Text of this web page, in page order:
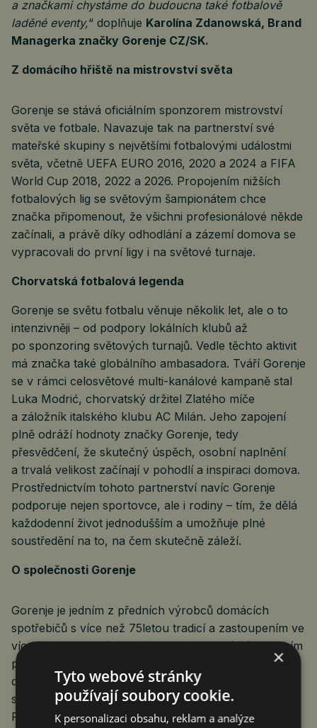
a značkami chystáme do budoucna také fotbalově
laděné eventy,“ doplňuje Karolína Zdanowská, Brand
Managerka značky Gorenje CZ/SK.
Z domácího hřiště na mistrovství světa
Gorenje se stává oficiálním sponzorem mistrovství
světa ve fotbale. Navazuje tak na partnerství své
mateřské skupiny s největšími fotbalovými událostmi
světa, včetně UEFA EURO 2016, 2020 a 2024 a FIFA
World Cup 2018, 2022 a 2026. Propojením nižších
fotbalových lig se světovým šampionátem chce
značka připomenout, že všichni profesionálové někde
začínali, a právě díky odhodlání a zázemí domova se
vypracovali do první ligy i na světové turnaje.
Chorvatská fotbalová legenda
Gorenje se světu fotbalu věnuje několik let, ale o to
intenzivněji – od podpory lokálních klubů až
po sponzoring světových turnajů. Vedle těchto aktivit
má značka také globálního ambasadora. Tváří Gorenje
se v rámci celosvětové multi-kanálové kampaně stal
Luka Modrić, chorvatský držitel Zlatého míče
a záložník italského klubu AC Milán. Jeho zapojení
plně odráží hodnoty značky Gorenje, tedy
přesvědčení, že skutečný úspěch, osobní naplnění
a trvalá velikost začínají v pohodlí a inspiraci domova.
Prostřednictvím tohoto partnerství navíc Gorenje
podporuje nejen sportovce, ale i rodiny – tím, že dělá
každodenní život jednodušším a umožňuje plné
soustředění na to, na čem skutečně záleží.
O společnosti Gorenje
Gorenje je jedním z předních výrobců domácích
spotřebičů s více než 75letou tradicí a zastoupením ve
více než 160 zemích světa. Značka je známá spojením
pokročilých technologií s osobitým evropským
designem a vytváří intuitivní a energeticky úsporné
spotřebiče, které usnadňují každodenní život.
Provozuje výrobní závody i po celé Evropě a od roku
×
Tyto webové stránky
používají soubory cookie.
K personalizaci obsahu, reklam a analýze